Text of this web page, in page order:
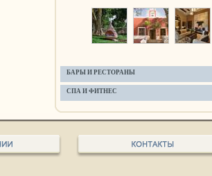
БАРЫ И РЕСТОРАНЫ
СПА И ФИТНЕС